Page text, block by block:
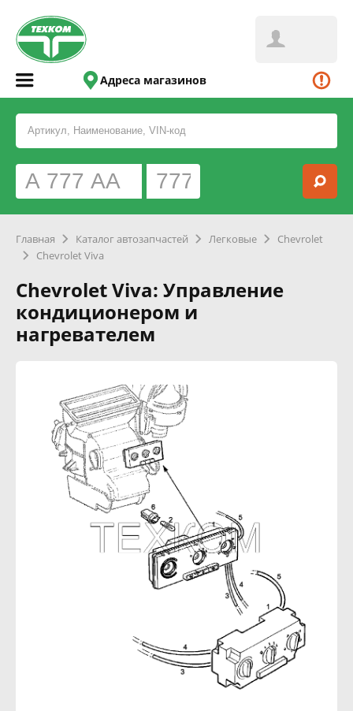
Адреса магазинов
Главная Каталог автозапчастей Легковые
Chevrolet
Chevrolet Viva
Chevrolet Viva: Управление
кондиционером и
нагревателем